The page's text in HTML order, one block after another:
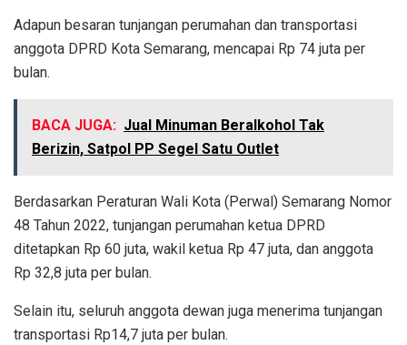
Adapun besaran tunjangan perumahan dan transportasi
anggota DPRD Kota Semarang, mencapai Rp 74 juta per
bulan.
BACA JUGA: Jual Minuman Beralkohol Tak
Berizin, Satpol PP Segel Satu Outlet
Berdasarkan Peraturan Wali Kota (Perwal) Semarang Nomor
48 Tahun 2022, tunjangan perumahan ketua DPRD
ditetapkan Rp 60 juta, wakil ketua Rp 47 juta, dan anggota
Rp 32,8 juta per bulan.
Selain itu, seluruh anggota dewan juga menerima tunjangan
transportasi Rp14,7 juta per bulan.